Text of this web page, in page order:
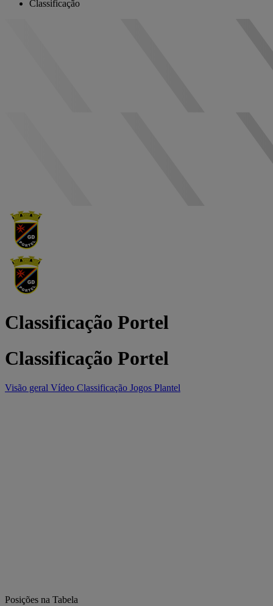
Classificação
Classificação Portel
Classificação Portel
Visão geral Vídeo Classificação Jogos Plantel
Posições na Tabela